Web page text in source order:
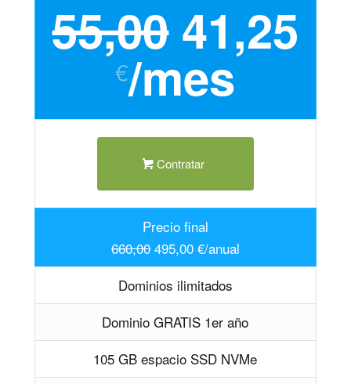
55,0041,25
€/mes
Contratar
Precio final
660,00495,00 €/anual
Dominios ilimitados
Dominio GRATIS 1er año
105 GB espacio SSD NVMe